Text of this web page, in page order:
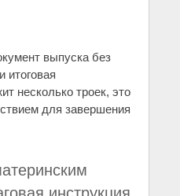
выпуска без
итоговая
несколько троек, это
для завершения